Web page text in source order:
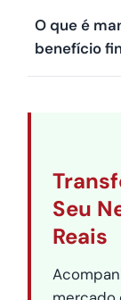
O que é
benefício
Seu
Reais